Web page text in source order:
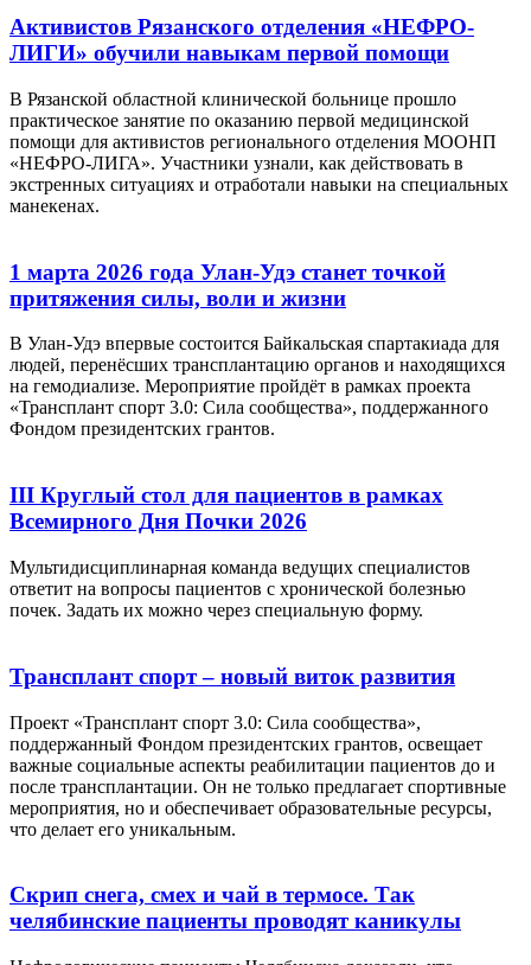
Активистов Рязанского отделения «НЕФРО-
ЛИГИ» обучили навыкам первой помощи
В Рязанской областной клинической больнице прошло
практическое занятие по оказанию первой медицинской
помощи для активистов регионального отделения МООНП
«НЕФРО-ЛИГА». Участники узнали, как действовать в
экстренных ситуациях и отработали навыки на специальных
манекенах.
1 марта 2026 года Улан-Удэ станет точкой
притяжения силы, воли и жизни
В Улан-Удэ впервые состоится Байкальская спартакиада для
людей, перенёсших трансплантацию органов и находящихся
на гемодиализе. Мероприятие пройдёт в рамках проекта
«Трансплант спорт 3.0: Сила сообщества», поддержанного
Фондом президентских грантов.
III Круглый стол для пациентов в рамках
Всемирного Дня Почки 2026
Мультидисциплинарная команда ведущих специалистов
ответит на вопросы пациентов с хронической болезнью
почек. Задать их можно через специальную форму.
Трансплант спорт – новый виток развития
Проект «Трансплант спорт 3.0: Сила сообщества»,
поддержанный Фондом президентских грантов, освещает
важные социальные аспекты реабилитации пациентов до и
после трансплантации. Он не только предлагает спортивные
мероприятия, но и обеспечивает образовательные ресурсы,
что делает его уникальным.
Скрип снега, смех и чай в термосе. Так
челябинские пациенты проводят каникулы